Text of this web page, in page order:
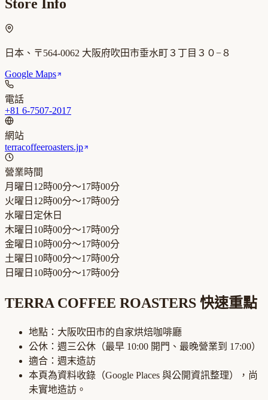
Store Info
日本、〒564-0062 大阪府吹田市垂水町３丁目３０−８
Google Maps
電話
+81 6-7507-2017
網站
terracoffeeroasters.jp
營業時間
月曜日 12時00分～17時00分
火曜日 12時00分～17時00分
水曜日 定休日
木曜日 10時00分～17時00分
金曜日 10時00分～17時00分
土曜日 10時00分～17時00分
日曜日 10時00分～17時00分
TERRA COFFEE ROASTERS 快速重點
地點： 大阪吹田市的自家烘焙咖啡廳
公休： 週三公休 （最早 10:00 開門、最晚營業到 17:00）
適合： 週末造訪
本頁為資料收錄（Google Places 與公開資訊整理），尚
未實地造訪。